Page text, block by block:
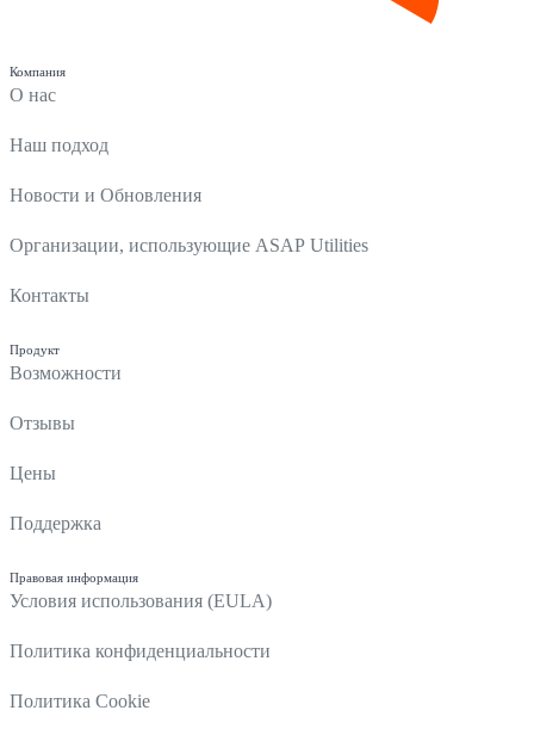
Компания
О нас
Наш подход
Новости и Обновления
Организации, использующие ASAP Utilities
Контакты
Продукт
Возможности
Отзывы
Цены
Поддержка
Правовая информация
Условия использования (EULA)
Политика конфиденциальности
Политика Cookie